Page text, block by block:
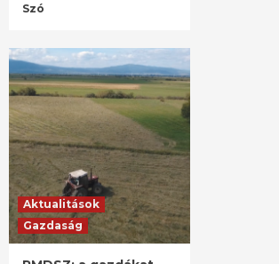
Szó
Aktualitások
Gazdaság